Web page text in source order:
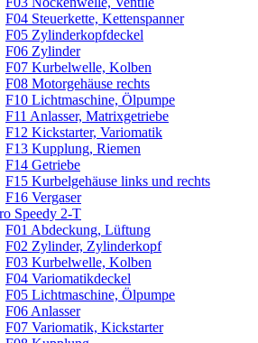
F04 Steuerkette, Kettenspanner
F05 Zylinderkopfdeckel
F06 Zylinder
F07 Kurbelwelle, Kolben
F08 Motorgehäuse rechts
F10 Lichtmaschine, Ölpumpe
F11 Anlasser, Matrixgetriebe
F12 Kickstarter, Variomatik
F13 Kupplung, Riemen
F14 Getriebe
F15 Kurbelgehäuse links und rechts
F16 Vergaser
Speedy 2-T
F01 Abdeckung, Lüftung
F02 Zylinder, Zylinderkopf
F03 Kurbelwelle, Kolben
F04 Variomatikdeckel
F05 Lichtmaschine, Ölpumpe
F06 Anlasser
F07 Variomatik, Kickstarter